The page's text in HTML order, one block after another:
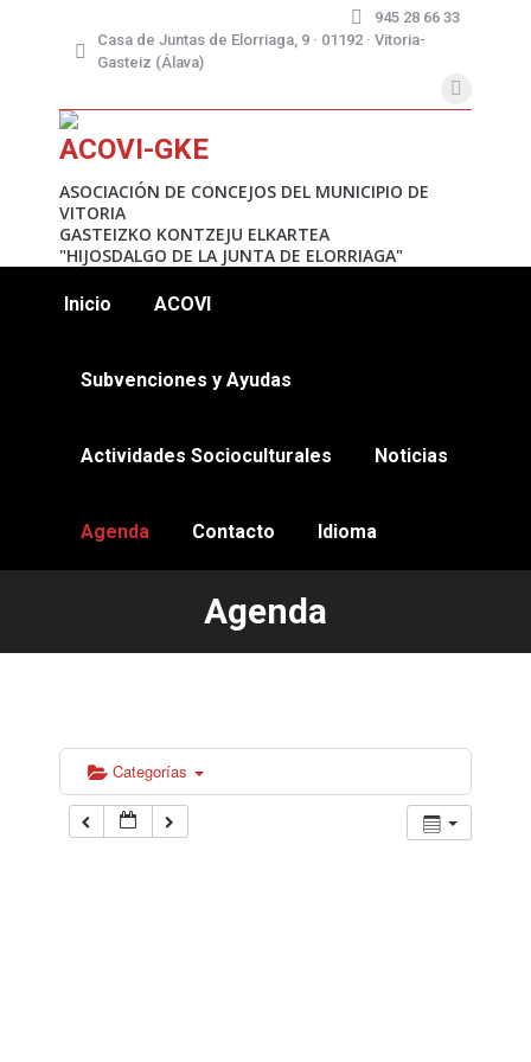
945 28 66 33
Casa de Juntas de Elorriaga, 9 · 01192 · Vitoria-
Gasteiz (Álava)
X
ACOVI-GKE
ASOCIACIÓN DE CONCEJOS DEL MUNICIPIO DE
VITORIA
GASTEIZKO KONTZEJU ELKARTEA
"HIJOSDALGO DE LA JUNTA DE ELORRIAGA"
Inicio ACOVI
Subvenciones y Ayudas
Actividades Socioculturales Noticias
Agenda Contacto Idioma
Agenda
Estás aquí:
Categorías